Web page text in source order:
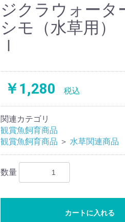
ジクラウォー
シモ（水草用
ｌ
￥1,280 税込
関連カテゴリ
観賞魚飼育商品
観賞魚飼育商品 ＞ 水草関連商品
数量
カートに入れる